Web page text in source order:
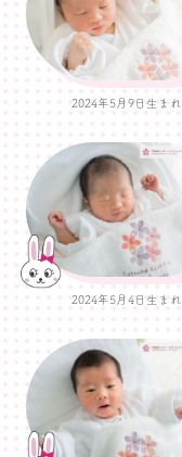
2024年5月9日生まれ
2024年5月4日生まれ